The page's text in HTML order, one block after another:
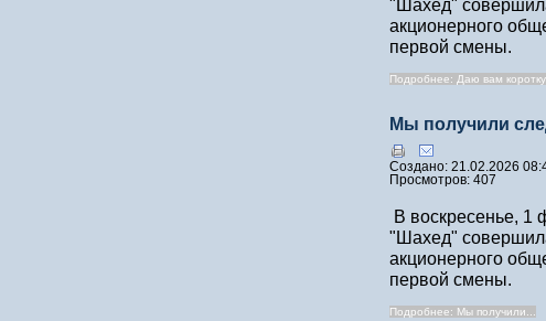
"Шахед"
акционерного
первой смены.
Подробнее: Даю вам
Мы получили
Создано: 21.02.2026
Просмотров: 407
В воскресенье, 1
"Шахед"
акционерного
первой смены.
Подробнее: Мы получили...